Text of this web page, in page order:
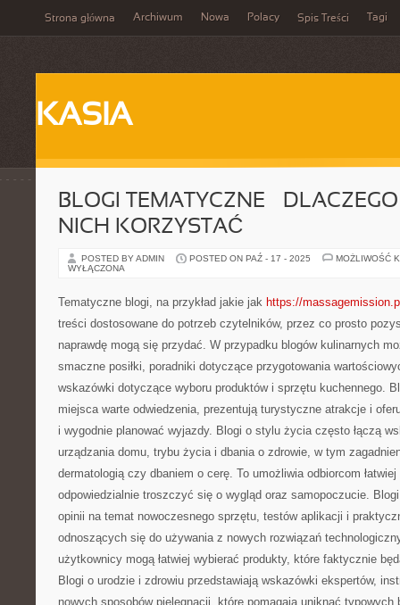
Strona główna Archiwum Nowa Polacy Spis Treści Tagi
KASIA
BLOGI TEMATYCZNE –
NICH KORZYSTAĆ
POSTED BY ADMIN POSTED ON PAŹ - 17 - 2025
MOŻLIWOŚĆ
WYŁĄCZONA
Tematyczne blogi, na przykład jakie jak https://
treści dostosowane do potrzeb czytelników, przez co prosto
naprawdę mogą się przydać. W przypadku blogów kulinarnych
smaczne posiłki, poradniki dotyczące przygotowania
wskazówki dotyczące wyboru produktów i sprzętu kuchennego.
miejsca warte odwiedzenia, prezentują turystyczne atrakcje i
i wygodnie planować wyjazdy. Blogi o stylu życia często łączą
urządzania domu, trybu życia i dbania o zdrowie, w tym
dermatologią czy dbaniem o cerę. To umożliwia odbiorcom
odpowiedzialnie troszczyć się o wygląd oraz samopoczucie.
opinii na temat nowoczesnego sprzętu, testów aplikacji i
odnoszących się do używania z nowych rozwiązań
użytkownicy mogą łatwiej wybierać produkty, które faktycznie
Blogi o urodzie i zdrowiu przedstawiają wskazówki ekspertów,
nowych sposobów pielęgnacji, które pomagają uniknąć typowych